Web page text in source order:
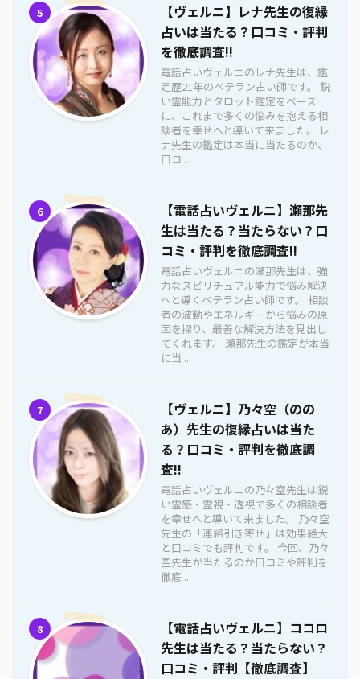
5
【ヴェルニ】レナ先生の復縁
占いは当たる？口コミ・評判
を徹底調査!!
電話占いヴェルニのレナ先生は、鑑
定歴21年のベテラン占い師です。 鋭
い霊能力とタロット鑑定をベース
に、これまで多くの悩みを抱える相
談者を幸せへと導いて来ました。 レ
ナ先生の鑑定は本当に当たるのか、
口コ ...
6
【電話占いヴェルニ】瀬那先
生は当たる？当たらない？口
コミ・評判を徹底調査!!
電話占いヴェルニの瀬那先生は、強
力なスピリチュアル能力で悩み解決
へと導くベテラン占い師です。 相談
者の波動やエネルギーから悩みの原
因を探り、最善な解決方法を見出し
てくれます。 瀬那先生の鑑定が本当
に当 ...
7
【ヴェルニ】乃々空（のの
あ）先生の復縁占いは当た
る？口コミ・評判を徹底調
査!!
電話占いヴェルニの乃々空先生は鋭
い霊感・霊視・透視で多くの相談者
を幸せへと導いて来ました。 乃々空
先生の「連絡引き寄せ」は効果絶大
と口コミでも評判です。 今回、乃々
空先生が当たるのか口コミや評判を
徹底 ...
8
【電話占いヴェルニ】ココロ
先生は当たる？当たらない？
口コミ・評判【徹底調査】